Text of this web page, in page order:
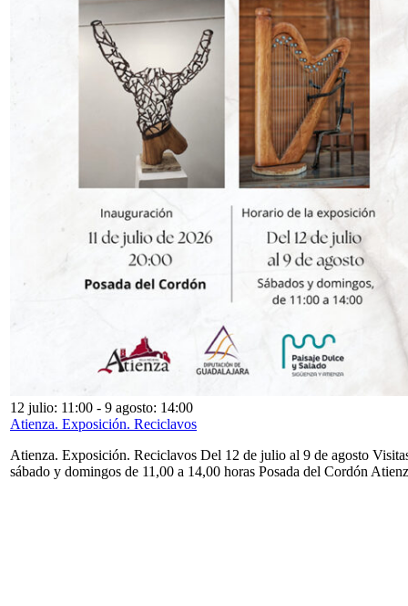
12 julio: 11:00 - 9 agosto: 14:00
Atienza. Exposición. Reciclavos
Atienza. Exposición. Reciclavos Del 12 de julio al 9 de agosto
sábado y domingos de 11,00 a 14,00 horas Posada del Cordón